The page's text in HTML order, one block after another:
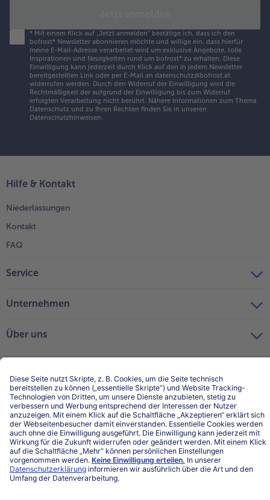
* Mit einem Klick auf „Jetzt anmelden" bestätige ich, dass ich den
bofrost* Newsletter abonnieren möchte und willige ein, dass hierfür
meine E-Mail-Adresse verarbeitet wird um exklusive Angebote, tolle
Inspirationen und Neuigkeiten rund um bofrost* zu erhalten. Diese
Einwilligung kann jederzeit durch Klick auf den in jedem Newsletter
bereitgestellten Link oder per E-Mail an datenschutz@bofrost.at
widerrufen werden. Durch den Widerruf der Einwilligung wird die
Rechtmäßigkeit der aufgrund der Einwilligung bis zum Widerruf
erfolgten Verarbeitung nicht berührt. Nähere Informationen zum Thema
Datenschutz und zu Ihren Rechten finden Sie in unseren
Datenschutzhinweisen.
Hilfe & Kontakt
Niederlassungen
Kontakt
FAQ
Service
Unternehmen
Über uns
Land / Sprache wählen